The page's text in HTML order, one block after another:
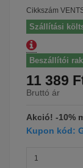
Cikkszám
Szállítási
Beszállítói
11 389
Bruttó ár
Akció! -10%
Kupon kód: